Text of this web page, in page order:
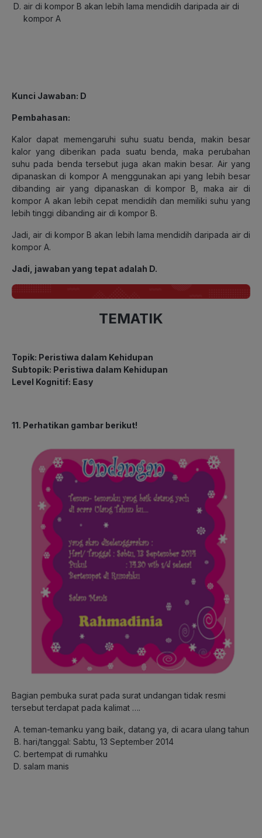
air di kompor B akan lebih lama mendidih daripada air di
kompor A
Kunci Jawaban: D
Pembahasan:
Kalor dapat memengaruhi suhu suatu benda, makin besar
kalor yang diberikan pada suatu benda, maka perubahan
suhu pada benda tersebut juga akan makin besar. Air yang
dipanaskan di kompor A menggunakan api yang lebih besar
dibanding air yang dipanaskan di kompor B, maka air di
kompor A akan lebih cepat mendidih dan memiliki suhu yang
lebih tinggi dibanding air di kompor B.
Jadi, air di kompor B akan lebih lama mendidih daripada air di
kompor A.
Jadi, jawaban yang tepat adalah D.
TEMATIK
Topik: Peristiwa dalam Kehidupan
Subtopik: Peristiwa dalam Kehidupan
Level Kognitif: Easy
11. Perhatikan gambar berikut!
Bagian pembuka surat pada surat undangan tidak resmi
tersebut terdapat pada kalimat ….
teman-temanku yang baik, datang ya, di acara ulang tahun
hari/tanggal: Sabtu, 13 September 2014
bertempat di rumahku
salam manis